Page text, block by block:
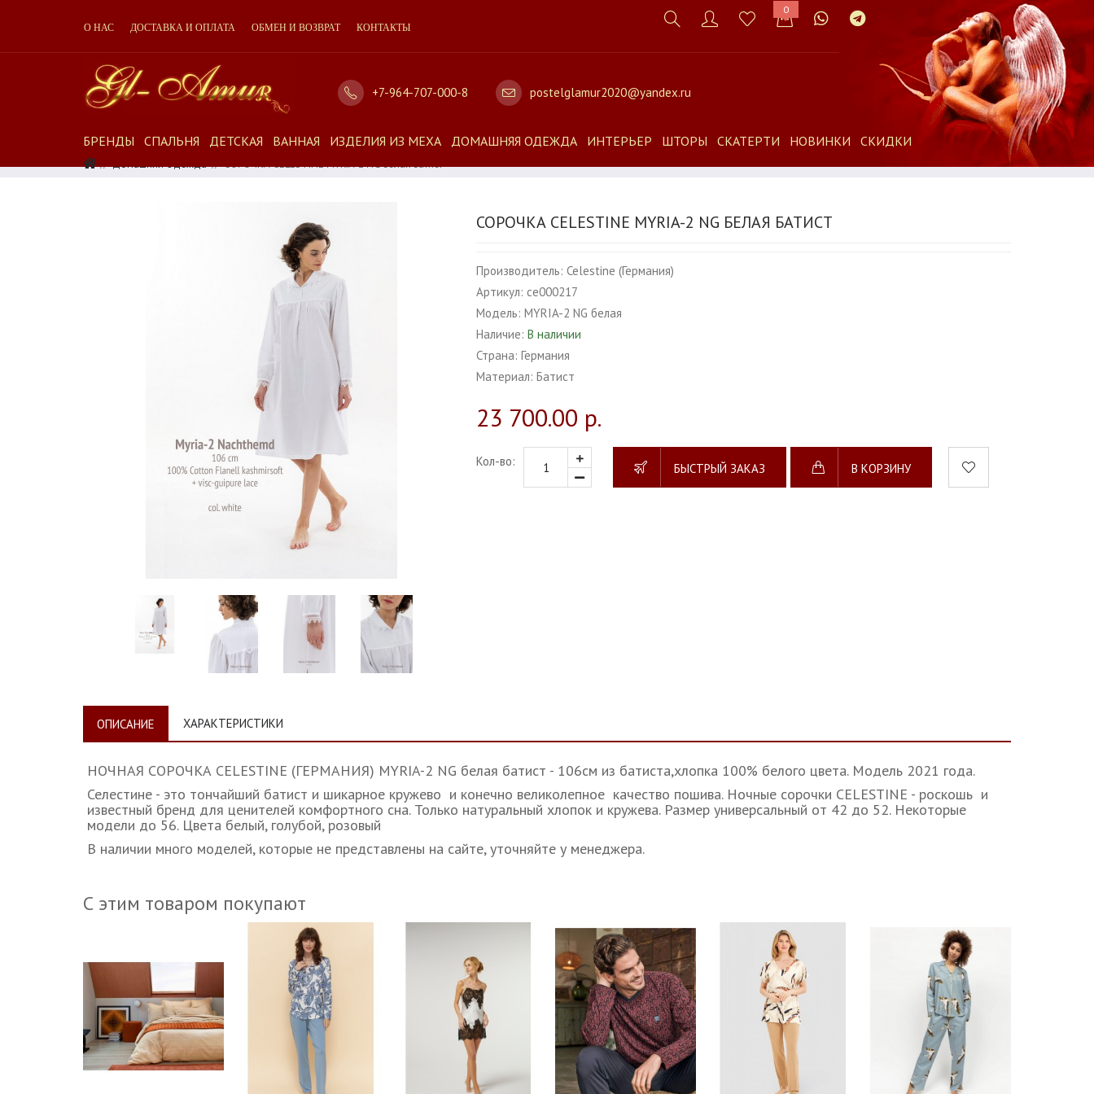
0
О НАС ДОСТАВКА И ОПЛАТА ОБМЕН И ВОЗВРАТ КОНТАКТЫ
+7-964-707-000-8 postelglamur2020@yandex.ru
БРЕНДЫ СПАЛЬНЯ ДЕТСКАЯ ВАННАЯ ИЗДЕЛИЯ ИЗ МЕХА ДОМАШНЯЯ ОДЕЖДА ИНТЕРЬЕР ШТОРЫ СКАТЕРТИ НОВИНКИ СКИДКИ
Домашняя Одежда СОРОЧКА CELESTINE MYRIA-2 NG Белая Батист
СОРОЧКА CELESTINE MYRIA-2 NG БЕЛАЯ БАТИСТ
Производитель: Celestine (Германия)
Артикул: ce000217
Модель: MYRIA-2 NG белая
Наличие: В наличии
Страна: Германия
Материал: Батист
23 700.00 р.
Кол-во: БЫСТРЫЙ ЗАКАЗ В КОРЗИНУ
ОПИСАНИЕ ХАРАКТЕРИСТИКИ
НОЧНАЯ СОРОЧКА CELESTINE (ГЕРМАНИЯ) MYRIA-2 NG белая батист - 106см из батиста,хлопка 100% белого цвета. Модель 2021 года.
Селестине - это тончайший батист и шикарное кружево и конечно великолепное качество пошива. Ночные сорочки CELESTINE - роскошь и
известный бренд для ценителей комфортного сна. Только натуральный хлопок и кружева. Размер универсальный от 42 до 52. Некоторые
модели до 56. Цвета белый, голубой, розовый
В наличии много моделей, которые не представлены на сайте, уточняйте у менеджера.
С этим товаром покупают